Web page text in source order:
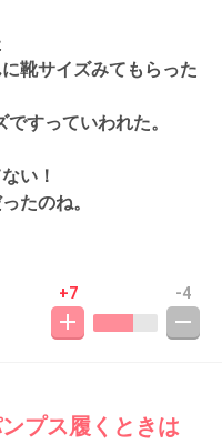
靴サイズみてもらった
すっていわれた。
い！
たのね。
+7 -4
プス履くときは